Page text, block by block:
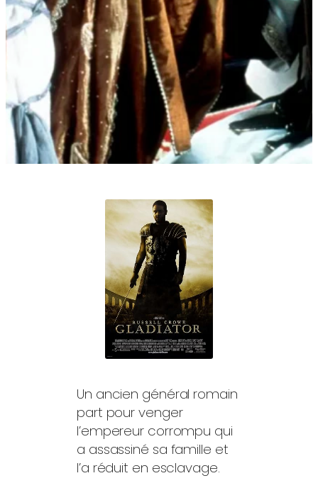
Un ancien général romain
part pour venger
l’empereur corrompu qui
a assassiné sa famille et
l’a réduit en esclavage.